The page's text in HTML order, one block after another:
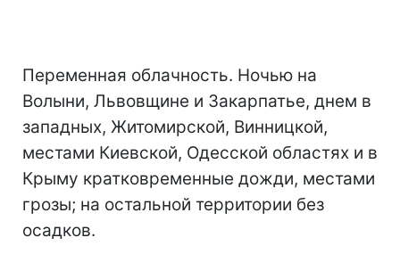
Переменная облачность. Ночью на
Волыни, Львовщине и Закарпатье, днем в
западных, Житомирской, Винницкой,
местами Киевской, Одесской областях и в
Крыму кратковременные дожди, местами
грозы; на остальной территории без
осадков.